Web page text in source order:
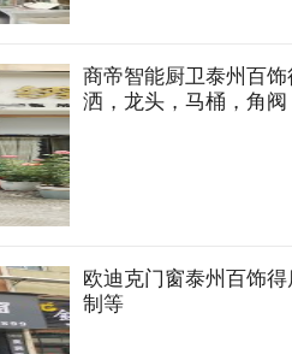
商帝智能厨卫泰州百
洒，龙头，马桶，角
欧迪克门窗泰州百饰
制等